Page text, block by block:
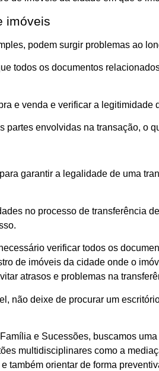
imóveis
podem surgir problemas ao
todos os documentos
e venda e verificar a
envolvidas na transação, o
garantir a legalidade de uma
no processo de transferência
verificar todos os
de imóveis da cidade onde o
atrasos e problemas na
não deixe de procurar um
e Sucessões, buscamos
multidisciplinares como a
orientar de forma